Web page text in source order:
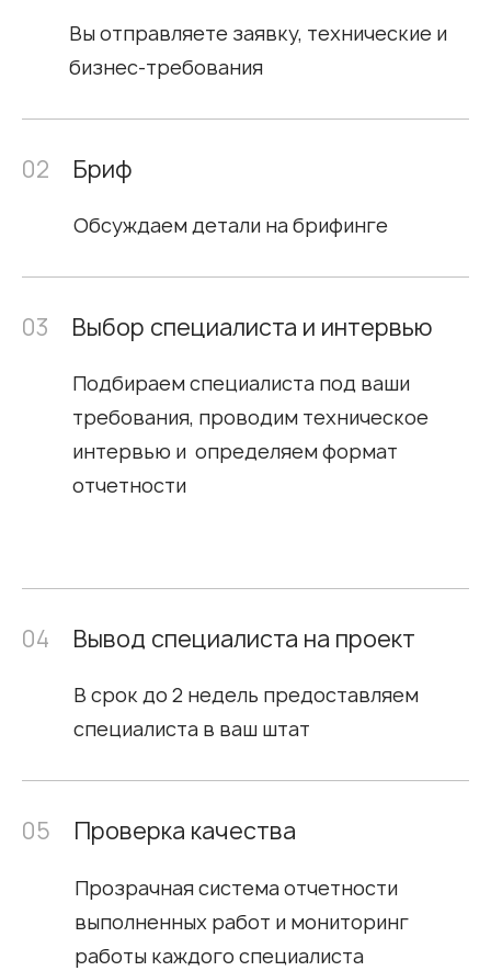
Вы отправляете заявку, технические и
бизнес-требования
02 Бриф
Обсуждаем детали на брифинге
03 Выбор специалиста и интервью
Подбираем специалиста под ваши
требования, проводим техническое
интервью и определяем формат
отчетности
04 Вывод специалиста на проект
В срок до 2 недель предоставляем
специалиста в ваш штат
05 Проверка качества
Прозрачная система отчетности
выполненных работ и мониторинг
работы каждого специалиста